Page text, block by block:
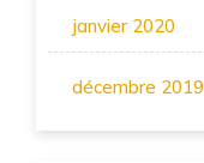
janvier 2020
décembre 2019